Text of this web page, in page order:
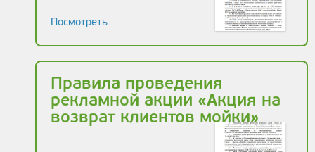
Посмотреть
Правила проведения
рекламной акции «Акция на
возврат клиентов мойки»